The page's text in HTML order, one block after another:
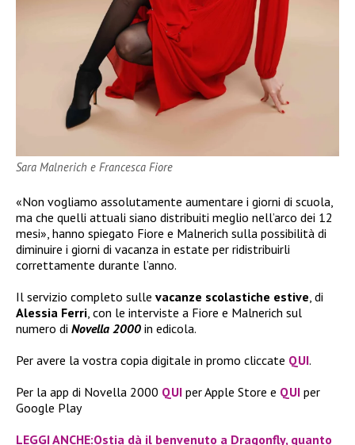
Sara Malnerich e Francesca Fiore
«Non vogliamo assolutamente aumentare i giorni di scuola,
ma che quelli attuali siano distribuiti meglio nell’arco dei 12
mesi», hanno spiegato Fiore e Malnerich sulla possibilità di
diminuire i giorni di vacanza in estate per ridistribuirli
correttamente durante l’anno.
Il servizio completo sulle vacanze scolastiche estive , di
Alessia Ferri , con le interviste a Fiore e Malnerich sul
numero di Novella 2000 in edicola.
Per avere la vostra copia digitale in promo cliccate QUI.
Per la app di Novella 2000 QUI per Apple Store e QUI per
Google Play
LEGGI ANCHE:Ostia dà il benvenuto a Dragonfly, quanto